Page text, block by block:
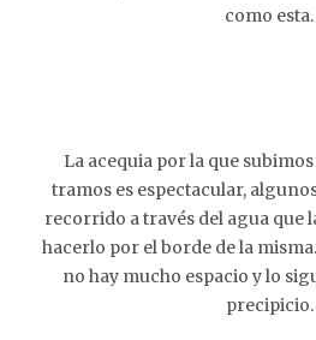
como esta.
La acequia por la que
tramos es espectacular,
recorrido a través del agua que
hacerlo por el borde de la
no hay mucho espacio y lo
precipicio.